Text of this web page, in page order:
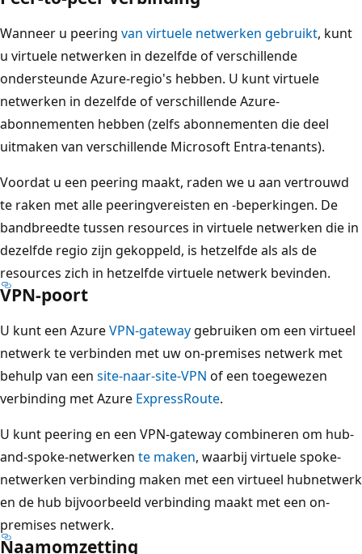
Wanneer u peering van virtuele netwerken gebruikt, kunt
u virtuele netwerken in dezelfde of verschillende
ondersteunde Azure-regio's hebben. U kunt virtuele
netwerken in dezelfde of verschillende Azure-
abonnementen hebben (zelfs abonnementen die deel
uitmaken van verschillende Microsoft Entra-tenants).
Voordat u een peering maakt, raden we u aan vertrouwd
te raken met alle peeringvereisten en -beperkingen. De
bandbreedte tussen resources in virtuele netwerken die in
dezelfde regio zijn gekoppeld, is hetzelfde als als de
resources zich in hetzelfde virtuele netwerk bevinden.
VPN-poort
U kunt een AzureVPN-gateway gebruiken om een virtueel
netwerk te verbinden met uw on-premises netwerk met
behulp van een site-naar-site-VPN of een toegewezen
verbinding met Azure ExpressRoute.
U kunt peering en een VPN-gateway combineren om hub-
and-spoke-netwerken te maken, waarbij virtuele spoke-
netwerken verbinding maken met een virtueel hubnetwerk
en de hub bijvoorbeeld verbinding maakt met een on-
premises netwerk.
Naamomzetting